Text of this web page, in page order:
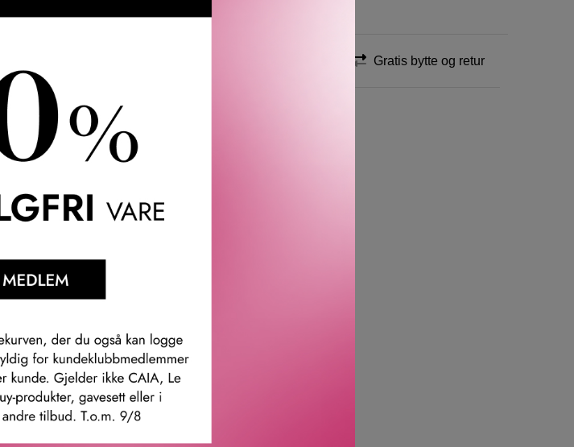
Gratis bytte og retur
& SVAR SLIK GJØR DU
på plass hele dagen. Den kommer i en fargepalett med 18
et ton-i-ton-utseende eller kombineres for kontrast. Den
noe som sikrer langvarig holdbarhet og livlige farger hele